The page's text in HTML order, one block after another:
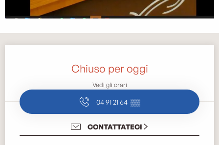
Chiuso per oggi
Vedi gli orari
04 91 21 64 ▒▒
CONTATTATECI